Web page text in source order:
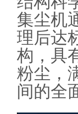
集尘机
理后达
构，具
粉尘，
间的全